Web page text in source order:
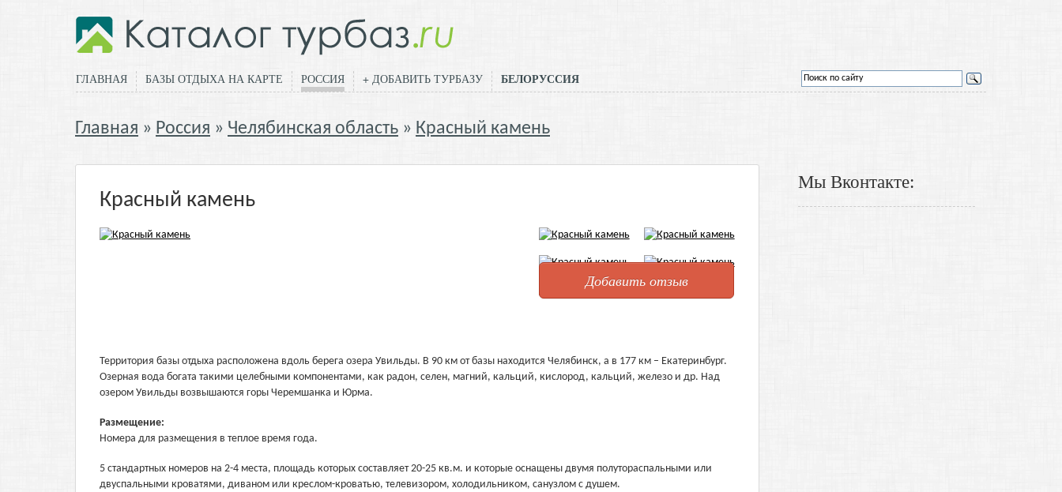
ГЛАВНАЯ БАЗЫ ОТДЫХА НА КАРТЕ РОССИЯ + ДОБАВИТЬ ТУРБАЗУ БЕЛОРУССИЯ
Главная Россия Челябинская область Красный камень
Красный камень
Добавить отзыв
Территория базы отдыха расположена вдоль берега озера Увильды. В 90 км от базы находится Челябинск, а в 177 км – Екатеринбург.
Озерная вода богата такими целебными компонентами, как радон, селен, магний, кальций, кислород, кальций, железо и др. Над
озером Увильды возвышаются горы Черемшанка и Юрма.
Размещение:
Номера для размещения в теплое время года.
5 стандартных номеров на 2-4 места, площадь которых составляет 20-25 кв.м. и которые оснащены двумя полутораспальными или
двуспальными кроватями, диваном или креслом-кроватью, телевизором, холодильником, санузлом с душем.
Мы Вконтакте: